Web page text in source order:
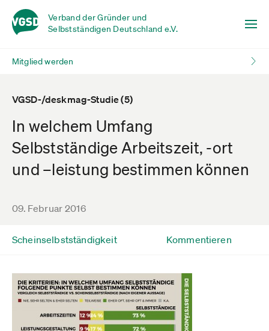
Verband der Gründer und
Selbstständigen Deutschland e.V.
Mitglied werden
VGSD-/deskmag-Studie (5)
In welchem Umfang
Selbstständige Arbeitszeit, -ort
und –leistung bestimmen können
09. Februar 2016
Scheinselbstständigkeit Kommentieren